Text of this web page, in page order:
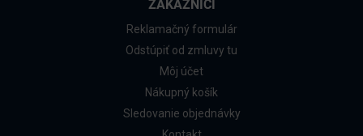
ZÁKAZNÍCI
Reklamačný formulár
Odstúpiť od zmluvy tu
Môj účet
Nákupný košík
Sledovanie objednávky